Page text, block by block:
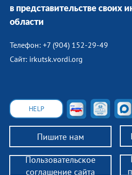
в представительстве своих
области
Телефон: +7 (904) 152-29-49
Сайт: irkutsk.vordi.org
Пишите нам
HELP
Пользовательское
соглашение сайта